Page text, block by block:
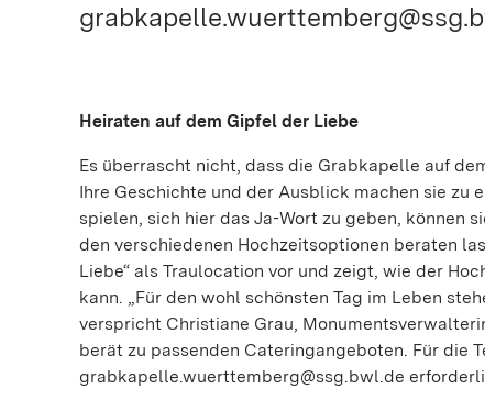
Heiraten auf dem Gipfel der Liebe
Es überrascht nicht, dass die Grabkapelle auf
Ihre Geschichte und der Ausblick machen sie zu
spielen, sich hier das Ja-Wort zu geben, können
den verschiedenen Hochzeitsoptionen beraten
Liebe“ als Traulocation vor und zeigt, wie der
kann. „Für den wohl schönsten Tag im Leben
verspricht Christiane Grau,
berät zu passenden Cateringangeboten. Für die
grabkapelle.wuerttemberg@ssg.bwl.de